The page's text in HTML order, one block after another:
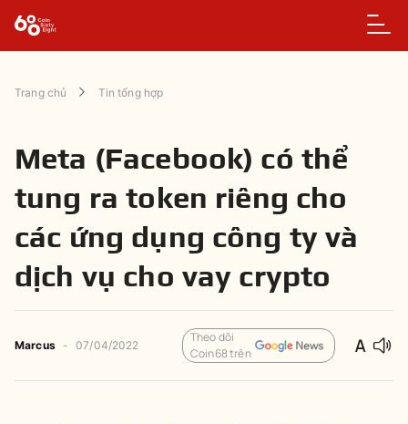
Trang chủ Tin tổng hợp
Meta (Facebook) có thể
tung ra token riêng cho
các ứng dụng công ty và
dịch vụ cho vay crypto
Marcus - 07/04/2022
Theo dõi
Coin68 trên